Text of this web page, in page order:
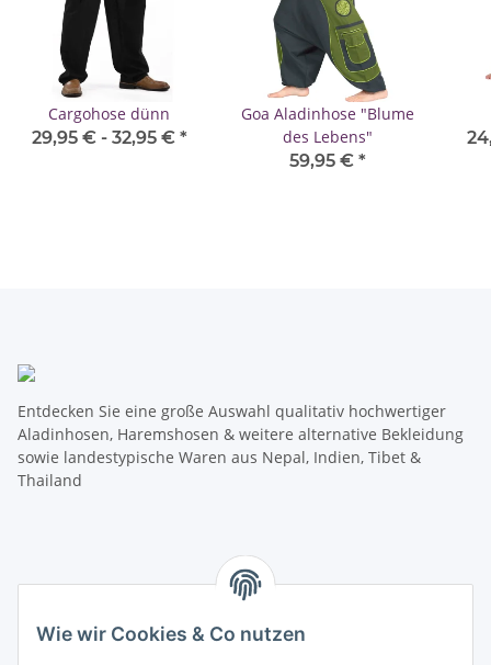
Cargohose dünn
29,95 € - 32,95 € *
Goa Aladinhose "Blume
des Lebens"
59,95 € *
Entdecken Sie eine große Auswahl qualitativ hochwertiger
Aladinhosen, Haremshosen & weitere alternative Bekleidung
sowie landestypische Waren aus Nepal, Indien, Tibet &
Thailand
Wie wir Cookies & Co nutzen